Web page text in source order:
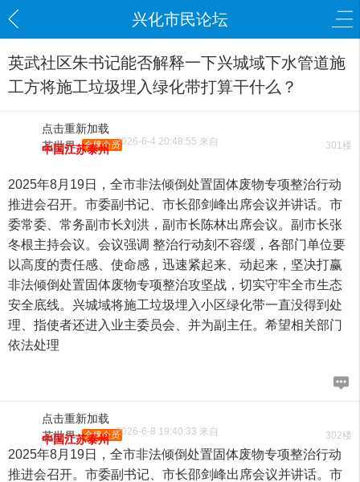
兴化市民论坛
英武社区朱书记能否解释一下兴城域下水管道施
工方将施工垃圾埋入绿化带打算干什么？
点击重新加载
301楼
花世界 金牌会员2026-6-4 20:48:55 来自
中国江苏泰州
2025年8月19日，全市非法倾倒处置固体废物专项整治行动
推进会召开。市委副书记、市长邵剑峰出席会议并讲话。市
委常委、常务副市长刘洪，副市长陈林出席会议。副市长张
冬根主持会议。会议强调 整治行动刻不容缓，各部门单位要
以高度的责任感、使命感，迅速紧起来、动起来，坚决打赢
非法倾倒处置固体废物专项整治攻坚战，切实守牢全市生态
安全底线。兴城域将施工垃圾埋入小区绿化带一直没得到处
理、指使者还进入业主委员会、并为副主任。希望相关部门
依法处理
点击重新加载
302楼
花世界 金牌会员2026-6-8 19:40:33 来自
中国江苏泰州
2025年8月19日，全市非法倾倒处置固体废物专项整治行动
推进会召开。市委副书记、市长邵剑峰出席会议并讲话。市